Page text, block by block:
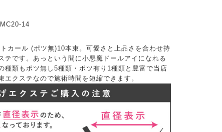
14
カール (ポツ無)10本束。可愛さと上品さを合わせ持
テです。あっという間に小悪魔ドールアイになれる
種類もポツ無し5種類・ポツ有り1種類と豊富で当店
エクステなので施術時間を短縮できます。